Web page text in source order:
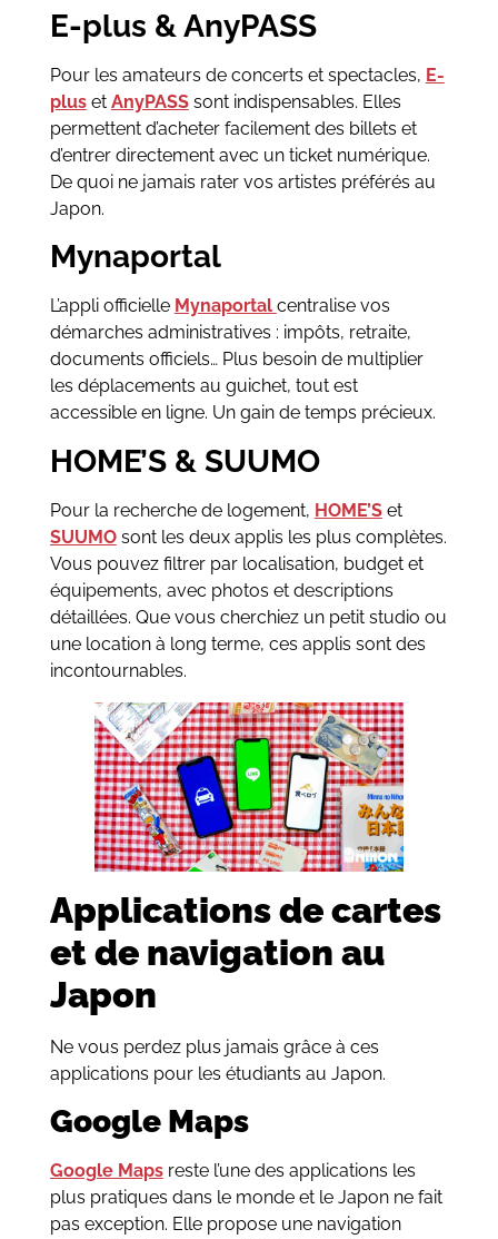
E-plus & AnyPASS
Pour les amateurs de concerts et spectacles, E-
pluset AnyPASSsont indispensables. Elles
permettent d’acheter facilement des billets et
d’entrer directement avec un ticket numérique.
De quoi ne jamais rater vos artistes préférés au
Japon.
Mynaportal
L’appli officielle Mynaportal centralise vos
démarches administratives : impôts, retraite,
documents officiels… Plus besoin de multiplier
les déplacements au guichet, tout est
accessible en ligne. Un gain de temps précieux.
HOME’S & SUUMO
Pour la recherche de logement, HOME’Set
SUUMOsont les deux applis les plus complètes.
Vous pouvez filtrer par localisation, budget et
équipements, avec photos et descriptions
détaillées. Que vous cherchiez un petit studio ou
une location à long terme, ces applis sont des
incontournables.
Applications de cartes
et de navigation au
Japon
Ne vous perdez plus jamais grâce à ces
applications pour les étudiants au Japon.
Google Maps
Google Mapsreste l’une des applications les
plus pratiques dans le monde et le Japon ne fait
pas exception. Elle propose une navigation